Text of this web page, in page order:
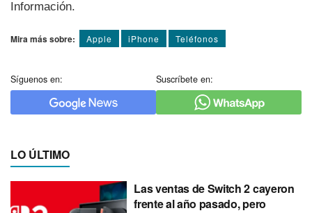
Información.
Mira más sobre: Apple iPhone Teléfonos
Síguenos en: Suscríbete en:
LO ÚLTIMO
Las ventas de Switch 2 cayeron
frente al año pasado, pero